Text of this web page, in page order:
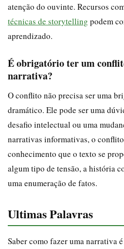
atenção do ouvinte. Recursos
técnicas de storytelling podem
aprendizado.
É obrigatório ter um
narrativa?
O conflito não precisa ser uma
dramático. Ele pode ser uma
desafio intelectual ou uma
narrativas informativas, o
conhecimento que o texto se
algum tipo de tensão, a história
uma enumeração de fatos.
Ultimas Palavras
Saber como fazer uma narrativa